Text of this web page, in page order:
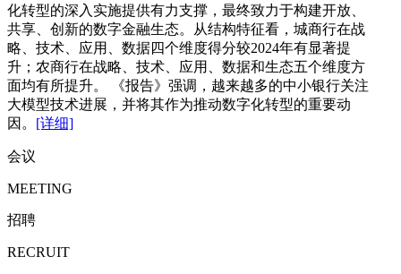
化转型的深入实施提供有力支撑，最终致力于构建开放、
共享、创新的数字金融生态。从结构特征看，城商行在战
略、技术、应用、数据四个维度得分较2024年有显著提
升；农商行在战略、技术、应用、数据和生态五个维度方
面均有所提升。 《报告》强调，越来越多的中小银行关注
大模型技术进展，并将其作为推动数字化转型的重要动
因。 [详细]
会议
MEETING
招聘
RECRUIT